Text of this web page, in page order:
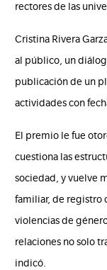
rectores de las
Cristina Rivera
al público, un
publicación de un
actividades con
El premio le fue
cuestiona las
sociedad, y vuelve
familiar, de registro
violencias de
relaciones no solo
indicó.